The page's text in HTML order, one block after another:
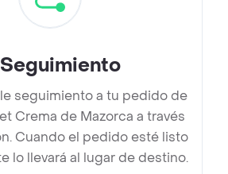
Seguimiento
seguimiento a tu pedido de
Crema de Mazorca a través
Cuando el pedido esté listo
lo llevará al lugar de destino.